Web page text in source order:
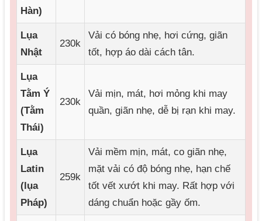
Hàn)
Lụa
Nhật
230k
Vải có bóng nhẹ, hơi cứng, giãn
tốt, hợp áo dài cách tân.
Lụa
Tằm Ý
(Tằm
Thái)
230k
Vải mịn, mát, hơi mỏng khi may
quần, giãn nhẹ, dễ bị rạn khi may.
Lụa
Latin
(lụa
Pháp)
259k
Vải mềm mịn, mát, co giãn nhẹ,
mặt vải có độ bóng nhẹ, hạn chế
tốt vết xướt khi may. Rất hợp với
dáng chuẩn hoặc gầy ốm.